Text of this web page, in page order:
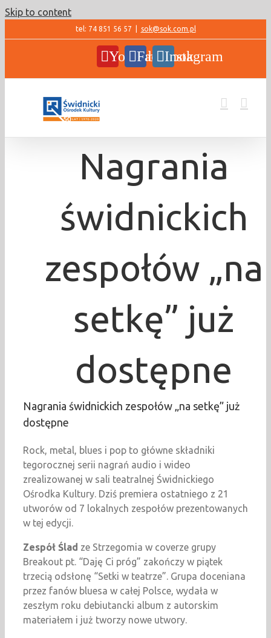
Skip to content
tel: 74 851 56 57 sok@sok.com.pl
YouTubeFacebookInstagram
Nagrania
świdnickich
zespołów „na
setkę” już
dostępne
Nagrania świdnickich zespołów „na setkę” już
dostępne
Rock, metal, blues i pop to główne składniki
tegorocznej serii nagrań audio i wideo
zrealizowanej w sali teatralnej Świdnickiego
Ośrodka Kultury. Dziś premiera ostatniego z 21
utworów od 7 lokalnych zespołów prezentowanych
w tej edycji.
Zespół Ślad ze Strzegomia w coverze grupy
Breakout pt. “Daję Ci próg” zakończy w piątek
trzecią odsłonę “Setki w teatrze”. Grupa doceniana
przez fanów bluesa w całej Polsce, wydała w
zeszłym roku debiutancki album z autorskim
materiałem i już tworzy nowe utwory.